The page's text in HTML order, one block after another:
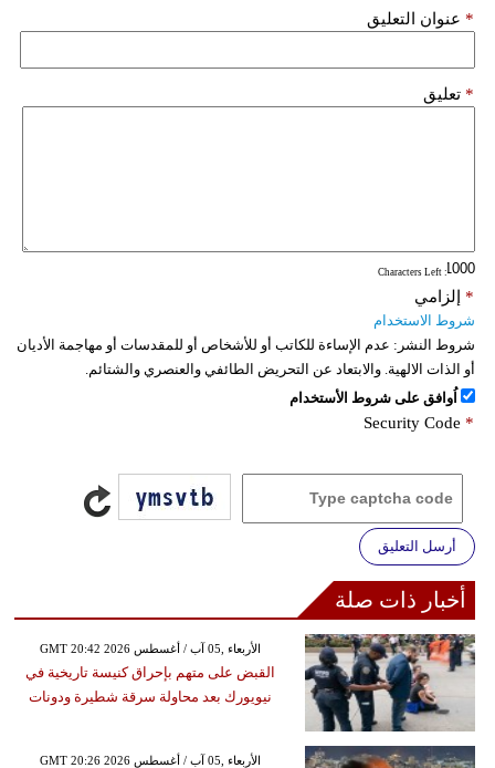
عنوان التعليق *
تعليق *
: Characters Left
إلزامي *
شروط الاستخدام
شروط النشر: عدم الإساءة للكاتب أو للأشخاص أو للمقدسات أو مهاجمة الأديان
أو الذات الالهية. والابتعاد عن التحريض الطائفي والعنصري والشتائم.
اُوافق على شروط الأستخدام
Security Code *
أرسل التعليق
أخبار ذات صلة
GMT 20:42 2026 الأربعاء ,05 آب / أغسطس
القبض على متهم بإحراق كنيسة تاريخية في
نيويورك بعد محاولة سرقة شطيرة ودونات
GMT 20:26 2026 الأربعاء ,05 آب / أغسطس